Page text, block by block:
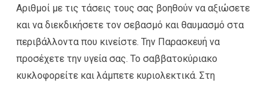
Αριθμοί με τις τάσεις τους σας βοηθούν να αξιώσετε
και να διεκδικήσετε τον σεβασμό και θαυμασμό στα
περιβάλλοντα που κινείστε. Την Παρασκευή να
προσέχετε την υγεία σας. Το σαββατοκύριακο
κυκλοφορείτε και λάμπετε κυριολεκτικά. Στη